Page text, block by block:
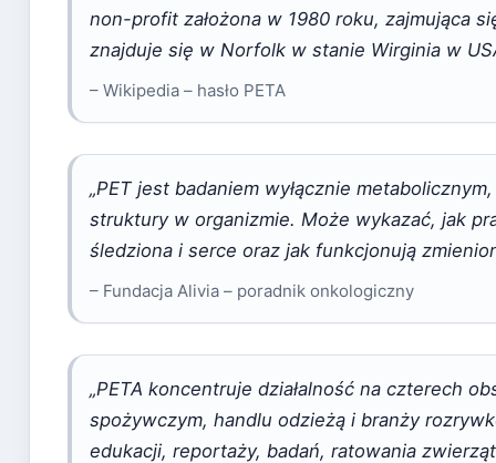
non-profit założona w 1980 roku, zajmująca
znajduje się w Norfolk w stanie Wirginia w
– Wikipedia – hasło PETA
„PET jest badaniem wyłącznie
struktury w organizmie. Może wykazać, jak
śledziona i serce oraz jak funkcjonują
– Fundacja Alivia – poradnik onkologiczny
„PETA koncentruje działalność na czterech
spożywczym, handlu odzieżą i branży
edukacji, reportaży, badań, ratowania